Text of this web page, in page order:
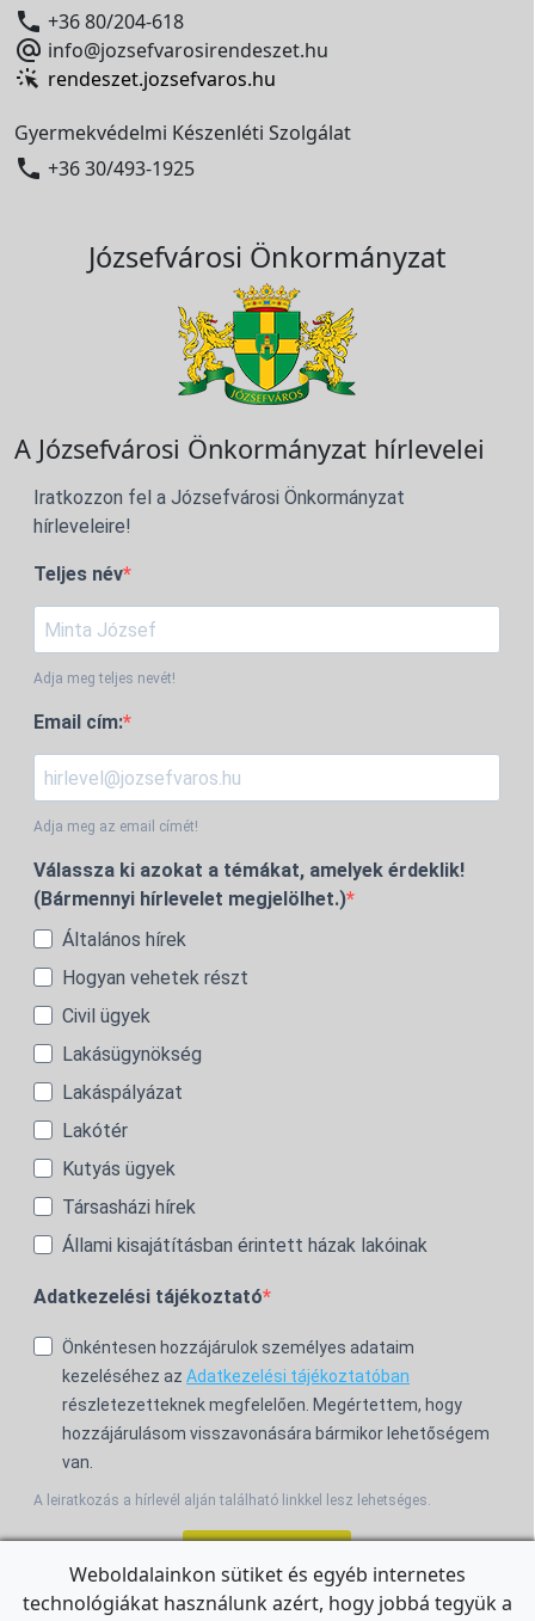
 +36 80/204-618
 info@jozsefvarosirendeszet.hu
rendeszet.jozsefvaros.hu
Gyermekvédelmi Készenléti Szolgálat
 +36 30/493-1925
Józsefvárosi Önkormányzat
A Józsefvárosi Önkormányzat hírlevelei
Iratkozzon fel a Józsefvárosi Önkormányzat
hírleveleire!
Teljes név
Adja meg teljes nevét!
Email cím:
Adja meg az email címét!
Válassza ki azokat a témákat, amelyek érdeklik!
(Bármennyi hírlevelet megjelölhet.)
Általános hírek
Hogyan vehetek részt
Civil ügyek
Lakásügynökség
Lakáspályázat
Lakótér
Kutyás ügyek
Társasházi hírek
Állami kisajátításban érintett házak lakóinak
Adatkezelési tájékoztató
Önkéntesen hozzájárulok személyes adataim
kezeléséhez az Adatkezelési tájékoztatóban
részletezetteknek megfelelően. Megértettem, hogy
hozzájárulásom visszavonására bármikor lehetőségem
van.
A leiratkozás a hírlevél alján található linkkel lesz lehetséges.
Weboldalainkon sütiket és egyéb internetes
technológiákat használunk azért, hogy jobbá tegyük a